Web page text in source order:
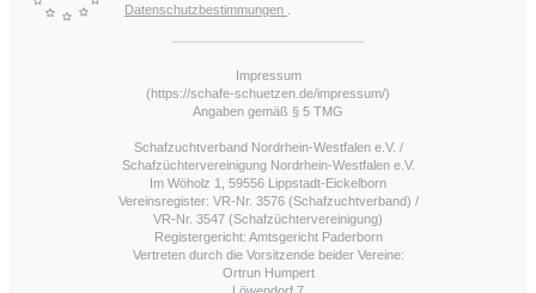
Datenschutzbestimmungen
Impressum
(https://schafe-schuetzen.de/impressum/)
Angaben gemäß § 5 TMG
Schafzuchtverband Nordrhein-Westfalen e.V. /
Schafzüchtervereinigung Nordrhein-Westfalen e.V.
Im Wöholz 1, 59556 Lippstadt-Eickelborn
Vereinsregister: VR-Nr. 3576 (Schafzuchtverband) /
VR-Nr. 3547 (Schafzüchtervereinigung)
Registergericht: Amtsgericht Paderborn
Vertreten durch die Vorsitzende beider Vereine:
Ortrun Humpert